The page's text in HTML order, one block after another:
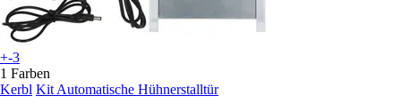
+-3
1 Farben
Kerbl Kit Automatische Hühnerstalltür